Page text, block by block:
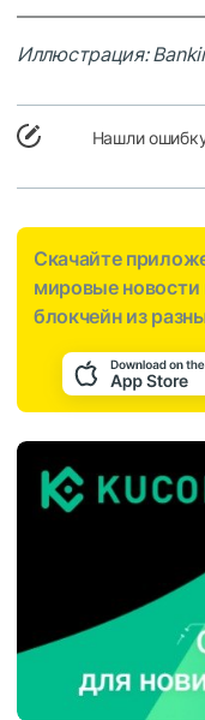
Иллюстрация:
Нашли
Скачайте
мировые новости
блокчейн из